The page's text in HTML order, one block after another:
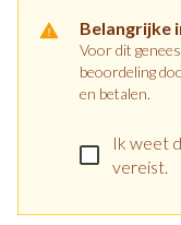
Belangrijke
Voor dit
beoordeling
en betalen.
Ik weet
vereist.